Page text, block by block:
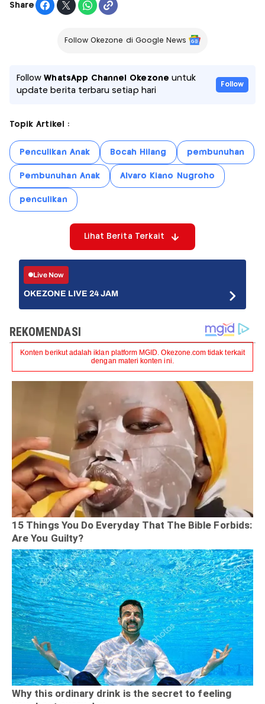
Share
Follow Okezone di Google News
FollowWhatsApp Channel Okezone untuk
update berita terbaru setiap hari
Follow
Topik Artikel :
Penculikan Anak Bocah Hilang pembunuhan
Pembunuhan Anak Alvaro Kiano Nugroho
penculikan
Lihat Berita Terkait
Live Now
OKEZONE LIVE 24 JAM